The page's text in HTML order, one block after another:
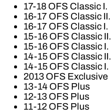
17-18 OFS Classic I.
16-17 OFS Classic II.
16-17 OFS Classic I.
15-16 OFS Classic II.
15-16 OFS Classic I.
14-15 OFS Classic II.
14-15 OFS Classic I.
2013 OFS Exclusive
13-14 OFS Plus
12-13 OFS Plus
11-12 OFS Plus